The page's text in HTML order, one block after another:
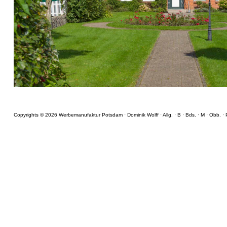
Copyrights © 2026 Werbemanufaktur Potsdam · Dominik Wolff ·Allg. · B · Bds. · M· Obb. ·